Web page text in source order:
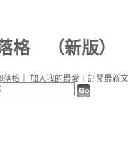
格（新版）
落格 加入我的最愛 訂閱最新